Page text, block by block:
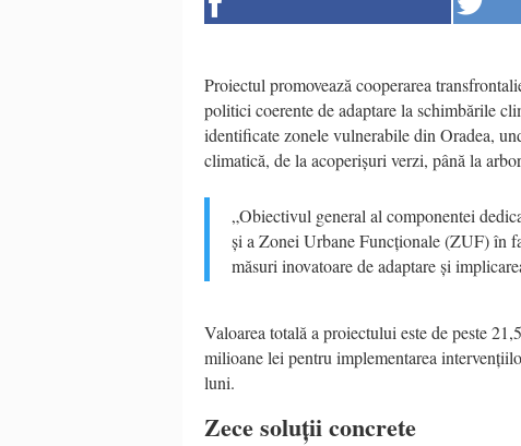
Proiectul promovează cooperarea
politici coerente de adaptare la schimbările
identificate zonele vulnerabile din Oradea,
climatică, de la acoperișuri verzi, până la
„Obiectivul general al componentei
și a Zonei Urbane Funcționale (ZUF) în
măsuri inovatoare de adaptare și
Valoarea totală a proiectului este de peste
milioane lei pentru implementarea
luni.
Zece soluții concrete